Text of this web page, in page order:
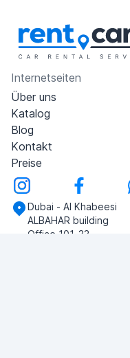
Internetseiten
Über uns
Katalog
Blog
Kontakt
Preise
Dubai - Al Khabeesi
ALBAHAR building
Office 101-33